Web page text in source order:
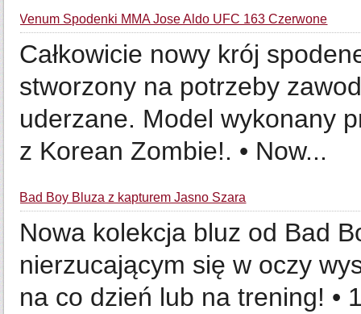
Venum Spodenki MMA Jose Aldo UFC 163 Czerwone
Całkowicie nowy krój
stworzony na potrzeby
uderzane. Model wykonany
z Korean Zombie!. • Now...
Bad Boy Bluza z kapturem Jasno Szara
Nowa kolekcja bluz od Bad
nierzucającym się w oczy
na co dzień lub na trening! •